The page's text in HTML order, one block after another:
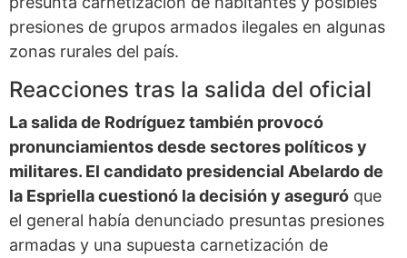
presiones de grupos armados ilegales en algunas
zonas rurales del país.
Reacciones tras la salida del oficial
La salida de Rodríguez también provocó
pronunciamientos desde sectores políticos y
militares. El candidato presidencial Abelardo de
la Espriella cuestionó la decisión y aseguró que
el general había denunciado presuntas presiones
armadas y una supuesta carnetización de